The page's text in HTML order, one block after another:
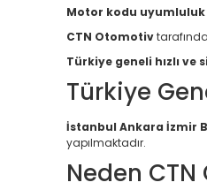
Motor kodu
CTN Otomotiv
Türkiye geneli hızlı ve
Türkiye
İstanbul Ankara İzmir
yapılmaktadır.
Neden